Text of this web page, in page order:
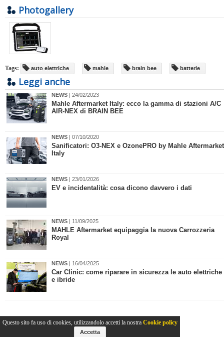
Photogallery
Tags: auto elettriche mahle brain bee batterie
Leggi anche
NEWS | 24/02/2023
​Mahle Aftermarket Italy: ecco la gamma di stazioni A/C
AIR-NEX di BRAIN BEE
NEWS | 07/10/2020
​Sanificatori: O3-NEX e OzonePRO by Mahle Aftermarket
Italy
NEWS | 23/01/2026
EV e incidentalità: cosa dicono davvero i dati
NEWS | 11/09/2025
​MAHLE Aftermarket equipaggia la nuova Carrozzeria
Royal
NEWS | 16/04/2025
​Car Clinic: come riparare in sicurezza le auto elettriche
e ibride
2015-2026© Collins Editore - P.Iva 13142370157
Questo sito fa uso di cookies, utilizzandolo accetti la nostra Cookie policy
Accetta